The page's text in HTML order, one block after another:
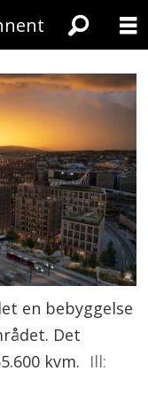
en bebyggelse
Det
kvm. Ill: